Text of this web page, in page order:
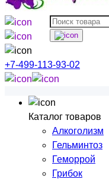
+7-499-113-93-02
Каталог товаров
Алкоголизм
Гельминтоз
Геморрой
Грибок